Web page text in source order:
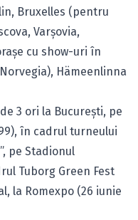
Bruxelles (pentru
Varşovia,
cu show-uri în
Hämeenlinna
3 ori la Bucureşti, pe
în cadrul turneului
pe Stadionul
Tuborg Green Fest
, la Romexpo (26 iunie